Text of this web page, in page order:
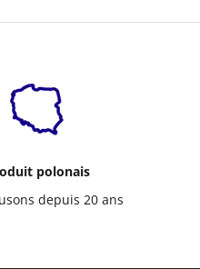
polonais
depuis 20 ans